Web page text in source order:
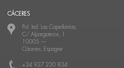
CÁCERES
Pol. Ind. Las Capellanías,
C/ Alpargateros, 1
10005 —
Cáceres, Espagne
+34 927 230 834